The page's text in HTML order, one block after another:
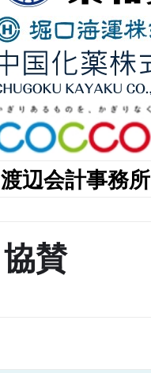
渡辺会計事務所
協賛